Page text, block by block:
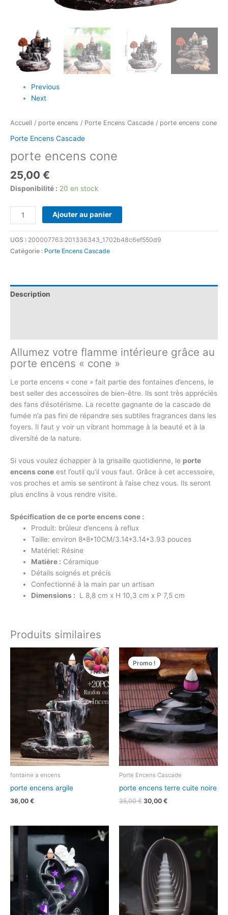
Previous
Next
Accueil / porte encens / Porte Encens Cascade / porte encens cone
Porte Encens Cascade
porte encens cone
25,00 €
Disponibilité : 20 en stock
Ajouter au panier
UGS : 200007763:201336343_1702b48c6ef550d9
Catégorie : Porte Encens Cascade
Description
Allumez votre flamme intérieure grâce au
porte encens « cone »
Le porte encens « cone » fait partie des fontaines d’encens, le
best seller des accessoires de bien-être. Ils sont très appréciés
des fans d’ésotérisme. La recette gagnante de la cascade de
fumée n’a pas fini de répandre ses subtiles fragrances dans les
foyers. Il faut y voir un vibrant hommage à la beauté et à la
diversité de la nature.
Si vous voulez échapper à la grisaille quotidienne, le porte
encens cone est l’outil qu’il vous faut. Grâce à cet accessoire,
vos proches et amis se sentiront à l’aise chez vous. Ils seront
plus enclins à vous rendre visite.
Spécification de ce porte encens cone :
Produit: brûleur d’encens à reflux
Taille: environ 8*8*10CM/3.14*3.14*3.93 pouces
Matériel: Résine
Matière : Céramique
Détails soignés et précis
Confectionné à la main par un artisan
Dimensions : L 8,8 cm x H 10,3 cm x P 7,5 cm
Produits similaires
fontaine a encens
porte encens argile
36,00 €
Promo !
Promo !
Porte Encens Cascade
porte encens terre cuite noire
35,00€
Le
prix
initial
était :
35,00 €.
30,00 €
Le
prix
actuel
est :
30,00 €.